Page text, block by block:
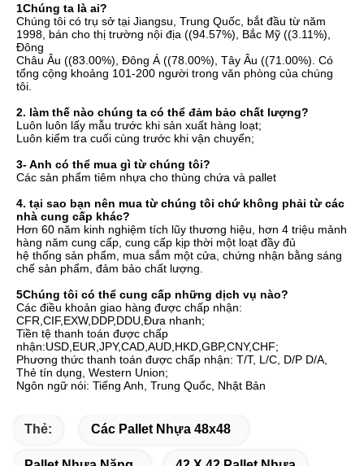
1Chúng ta là ai?
Chúng tôi có trụ sở tại Jiangsu, Trung Quốc, bắt đầu từ năm
1998, bán cho thị trường nội địa ((94.57%), Bắc Mỹ ((3.11%),
Đông
Châu Âu ((83.00%), Đông Á ((78.00%), Tây Âu ((71.00%). Có
tổng cộng khoảng 101-200 người trong văn phòng của chúng
tôi.
2. làm thế nào chúng ta có thể đảm bảo chất lượng?
Luôn luôn lấy mẫu trước khi sản xuất hàng loạt;
Luôn kiểm tra cuối cùng trước khi vận chuyển;
3- Anh có thể mua gì từ chúng tôi?
Các sản phẩm tiêm nhựa cho thùng chứa và pallet
4. tại sao bạn nên mua từ chúng tôi chứ không phải từ các
nhà cung cấp khác?
Hơn 60 năm kinh nghiệm tích lũy thương hiệu, hơn 4 triệu mảnh
hàng năm cung cấp, cung cấp kịp thời một loạt đầy đủ
hệ thống sản phẩm, mua sắm một cửa, chứng nhận bằng sáng
chế sản phẩm, đảm bảo chất lượng.
5Chúng tôi có thể cung cấp những dịch vụ nào?
Các điều khoản giao hàng được chấp nhận:
CFR,CIF,EXW,DDP,DDU,Đưa nhanh;
Tiền tệ thanh toán được chấp
nhận:USD,EUR,JPY,CAD,AUD,HKD,GBP,CNY,CHF;
Phương thức thanh toán được chấp nhận: T/T, L/C, D/P D/A,
Thẻ tín dụng, Western Union;
Ngôn ngữ nói: Tiếng Anh, Trung Quốc, Nhật Bản
Thẻ: Các Pallet Nhựa 48x48